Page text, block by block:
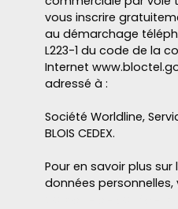
vous inscrire
au démarchage
L223-1 du code de la
Internet
adressé à :
Société Worldline,
BLOIS CEDEX.
Pour en savoir plus
données